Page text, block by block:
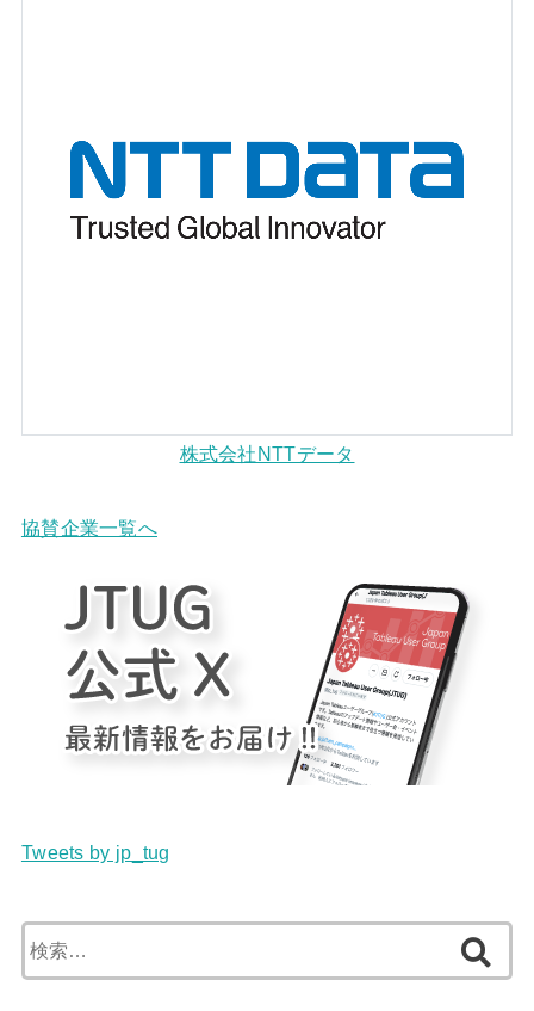
株式会社NTTデータ
協賛企業一覧へ
Tweets by jp_tug
索: